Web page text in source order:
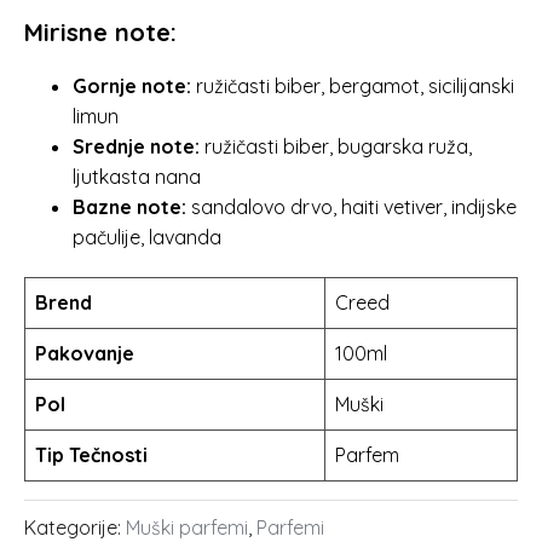
Mirisne note:
Gornje note: ružičasti biber, bergamot, sicilijanski
limun
Srednje note: ružičasti biber, bugarska ruža,
ljutkasta nana
Bazne note: sandalovo drvo, haiti vetiver, indijske
pačulije, lavanda
Brend Creed
Pakovanje 100ml
Pol Muški
Tip Tečnosti Parfem
Kategorije: Muški parfemi Parfemi